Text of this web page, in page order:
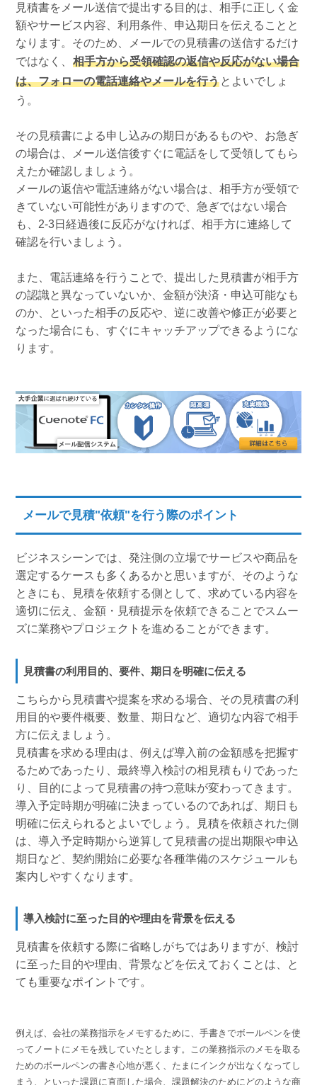
見積書をメール送信で提出する目的は、相手に正しく金
額やサービス内容、利用条件、申込期日を伝えることと
なります。そのため、メールでの見積書の送信するだけ
ではなく、 相手方から受領確認の返信や反応がない場合
は、フォローの電話連絡やメールを行うとよいでしょ
う。
その見積書による申し込みの期日があるものや、お急ぎ
の場合は、メール送信後すぐに電話をして受領してもら
えたか確認しましょう。
メールの返信や電話連絡がない場合は、相手方が受領で
きていない可能性がありますので、急ぎではない場合
も、2-3日経過後に反応がなければ、相手方に連絡して
確認を行いましょう。
また、電話連絡を行うことで、提出した見積書が相手方
の認識と異なっていないか、金額が決済・申込可能なも
のか、といった相手の反応や、逆に改善や修正が必要と
なった場合にも、すぐにキャッチアップできるようにな
ります。
メールで見積"依頼"を行う際のポイント
ビジネスシーンでは、発注側の立場でサービスや商品を
選定するケースも多くあるかと思いますが、そのような
ときにも、見積を依頼する側として、求めている内容を
適切に伝え、金額・見積提示を依頼できることでスムー
ズに業務やプロジェクトを進めることができます。
見積書の利用目的、要件、期日を明確に伝える
こちらから見積書や提案を求める場合、その見積書の利
用目的や要件概要、数量、期日など、適切な内容で相手
方に伝えましょう。
見積書を求める理由は、例えば導入前の金額感を把握す
るためであったり、最終導入検討の相見積もりであった
り、目的によって見積書の持つ意味が変わってきます。
導入予定時期が明確に決まっているのであれば、期日も
明確に伝えられるとよいでしょう。見積を依頼された側
は、導入予定時期から逆算して見積書の提出期限や申込
期日など、契約開始に必要な各種準備のスケジュールも
案内しやすくなります。
導入検討に至った目的や理由を背景を伝える
見積書を依頼する際に省略しがちではありますが、検討
に至った目的や理由、背景などを伝えておくことは、と
ても重要なポイントです。
例えば、会社の業務指示をメモするために、手書きでボールペンを使
ってノートにメモを残していたとします。この業務指示のメモを取る
ためのボールペンの書き心地が悪く、たまにインクが出なくなってし
まう、といった課題に直面した場合、課題解決のためにどのような商